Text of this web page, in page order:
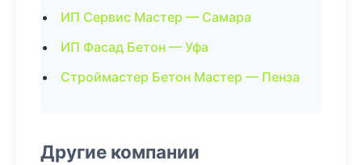
ИП Сервис Мастер — Самара
ИП Фасад Бетон — Уфа
Строймастер Бетон Мастер — Пенза
Другие компании